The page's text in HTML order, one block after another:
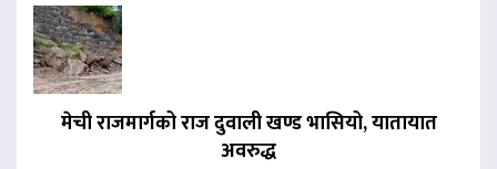
मेची राजमार्गको राज दुवाली खण्ड भासियो, यातायात
अवरुद्ध